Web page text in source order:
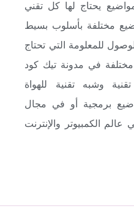
يحتاج لها كل تقني
مختلفة بأسلوب بسيط
للمعلومة التي تحتاج
في مدونة تيك كود
وشبه تقنية للهواة
برمجية أو في مجال
الكمبيوتر والإنترنت